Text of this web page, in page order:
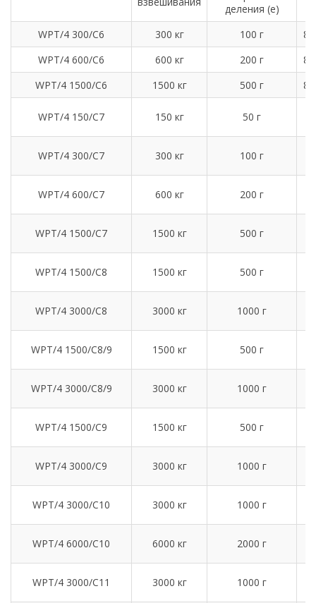
деления (e)
WPT/4 300/C6 300 кг 100 г
WPT/4 600/C6
600 кг 200 г
WPT/4 1500/C6
1500 кг 500 г
WPT/4 150/C7 150 кг 50 г
WPT/4 300/C7 300 кг 100 г
WPT/4 600/C7 600 кг 200 г
WPT/4 1500/C7 1500 кг 500 г
WPT/4 1500/C8 1500 кг 500 г
WPT/4 3000/C8 3000 кг 1000 г
WPT/4 1500/C8/9 1500 кг 500 г
WPT/4 3000/C8/9 3000 кг 1000 г
WPT/4 1500/C9 1500 кг 500 г
WPT/4 3000/C9 3000 кг 1000 г
WPT/4 3000/C10 3000 кг 1000 г
WPT/4 6000/C10 6000 кг 2000 г
WPT/4 3000/C11 3000 кг 1000 г